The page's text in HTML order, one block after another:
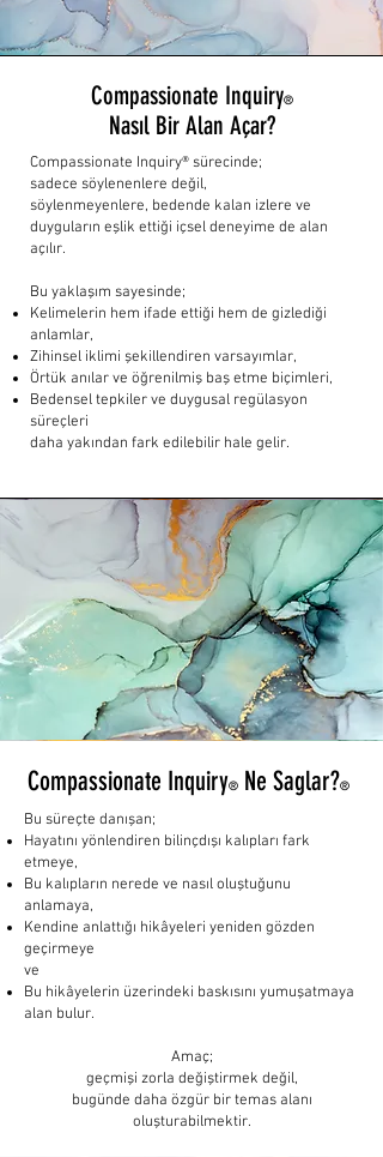
Compassionate Inquiry®
Nasıl Bir Alan Açar?
​Compassionate Inquiry® sürecinde;
sadece söylenenlere değil,
söylenmeyenlere, bedende kalan izlere ve
duyguların eşlik ettiği içsel deneyime de alan
açılır.
Bu yaklaşım sayesinde;
Kelimelerin hem ifade ettiği hem de gizlediği
anlamlar,
Zihinsel iklimi şekillendiren varsayımlar,
Örtük anılar ve öğrenilmiş baş etme biçimleri,
Bedensel tepkiler ve duygusal regülasyon
süreçleri
daha yakından fark edilebilir hale gelir.
Compassionate Inquiry® Ne Saglar?®
Bu süreçte danışan;
Hayatını yönlendiren bilinçdışı kalıpları fark
etmeye,
Bu kalıpların nerede ve nasıl oluştuğunu
anlamaya,
Kendine anlattığı hikâyeleri yeniden gözden
geçirmeye
ve
Bu hikâyelerin üzerindeki baskısını yumuşatmaya
alan bulur.
Amaç;
geçmişi zorla değiştirmek değil,
bugünde daha özgür bir temas alanı
oluşturabilmektir.